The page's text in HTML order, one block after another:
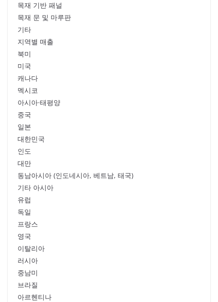
목재 기반 패널
목재 문 및 마루판
기타
지역별 매출
북미
미국
캐나다
멕시코
아시아·태평양
중국
일본
대한민국
인도
대만
동남아시아 (인도네시아, 베트남, 태국)
기타 아시아
유럽
독일
프랑스
영국
이탈리아
러시아
중남미
브라질
아르헨티나